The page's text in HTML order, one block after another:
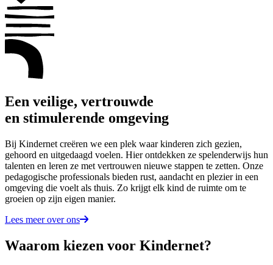
Een veilige, vertrouwde
en stimulerende omgeving
Bij Kindernet creëren we een plek waar kinderen zich gezien,
gehoord en uitgedaagd voelen. Hier ontdekken ze spelenderwijs hun
talenten en leren ze met vertrouwen nieuwe stappen te zetten. Onze
pedagogische professionals bieden rust, aandacht en plezier in een
omgeving die voelt als thuis. Zo krijgt elk kind de ruimte om te
groeien op zijn eigen manier.
Lees meer over ons
Waarom kiezen voor Kindernet?